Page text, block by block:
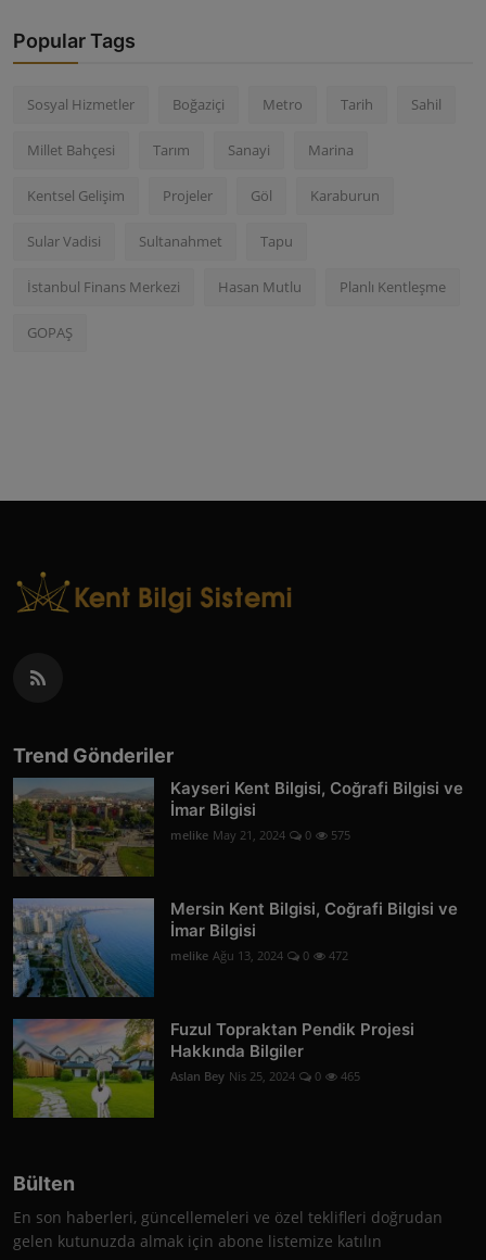
Popular Tags
Sosyal Hizmetler Boğaziçi Metro Tarih Sahil
Millet Bahçesi Tarım Sanayi Marina
Kentsel Gelişim Projeler Göl Karaburun
Sular Vadisi Sultanahmet Tapu
İstanbul Finans Merkezi Hasan Mutlu Planlı Kentleşme
GOPAŞ
Trend Gönderiler
Kayseri Kent Bilgisi, Coğrafi Bilgisi ve
İmar Bilgisi
melike May 21, 2024 0 575
Mersin Kent Bilgisi, Coğrafi Bilgisi ve
İmar Bilgisi
melike Ağu 13, 2024 0 472
Fuzul Topraktan Pendik Projesi
Hakkında Bilgiler
Aslan Bey Nis 25, 2024 0 465
Bülten
En son haberleri, güncellemeleri ve özel teklifleri doğrudan
gelen kutunuzda almak için abone listemize katılın